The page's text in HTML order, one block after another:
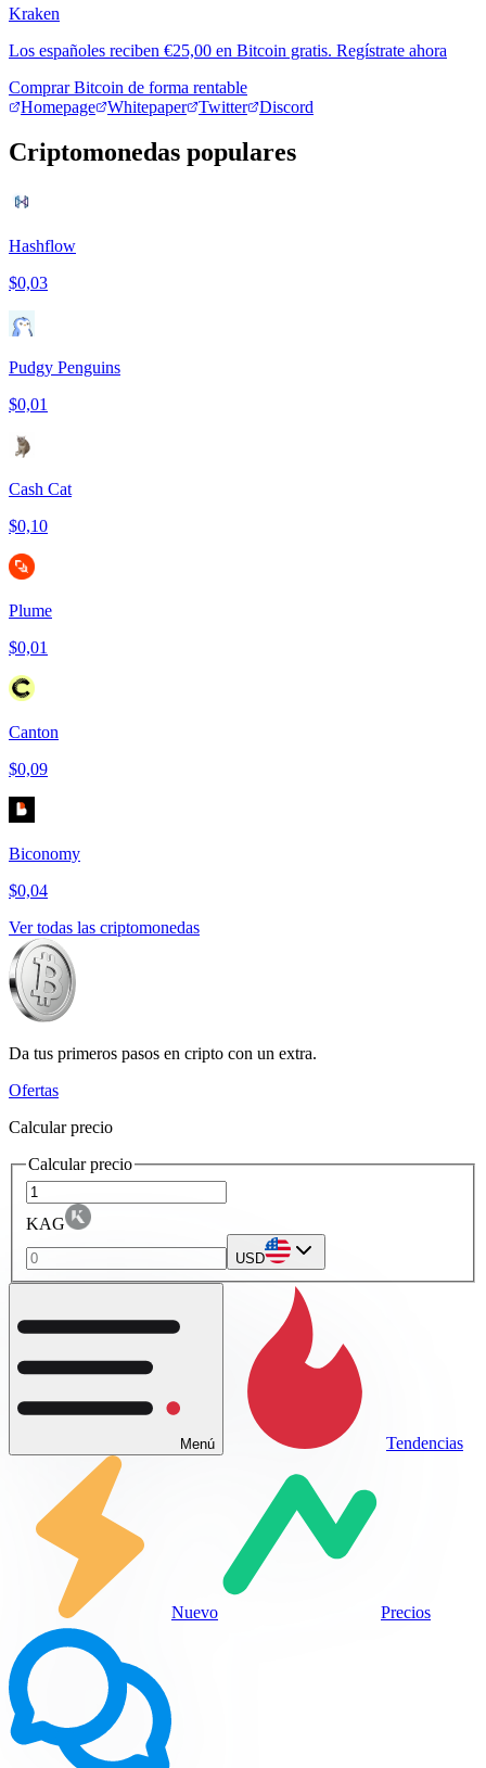
Kraken
Los españoles reciben €25,00 en Bitcoin gratis. Regístrate ahora
Comprar Bitcoin de forma rentable
Homepage
Whitepaper Twitter Discord
Criptomonedas populares
Hashflow
$0,03
Pudgy Penguins
$0,01
Cash Cat
$0,10
Plume
$0,01
Canton
$0,09
Biconomy
$0,04
Ver todas las criptomonedas
Da tus primeros pasos en cripto con un extra.
Ofertas
Calcular precio
Calcular precio
KAG
USD
Menú Tendencias
Nuevo Precios